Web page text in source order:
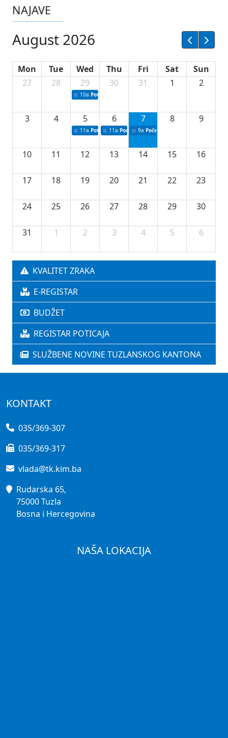
NAJAVE
August 2026
Mon Tue Wed Thu Fri Sat
Sun
27
28 29
10a Potpisivanje ugovora sa neprofitnim
30 31 1 2
3 4 5
11a Potpisivanje ugovora o stipendijama za
6
11a Podrška razvoju vodne infrastrukture u
7
9a Početak izgradnje nove
8 9
10 11 12 13 14 15 16
17 18 19 20 21 22 23
24 25 26 27 28 29 30
31 1 2 3 4 5 6
KVALITET ZRAKA
E-REGISTAR
BUDŽET
REGISTAR POTICAJA
SLUŽBENE NOVINE TUZLANSKOG KANTONA
KONTAKT
035/369-307
035/369-317
vlada@tk.kim.ba
Rudarska 65,
75000 Tuzla
Bosna i Hercegovina
NAŠA LOKACIJA